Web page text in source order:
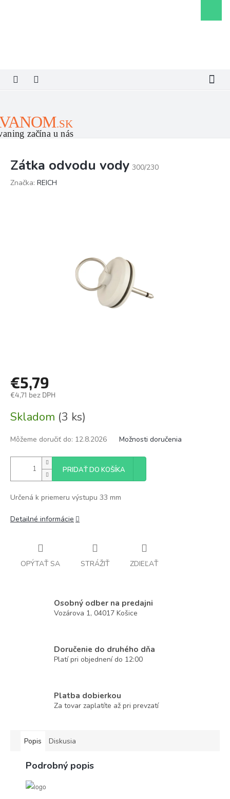
košík
Zátka odvodu vody 300/230
Značka: REICH
€5,79
€4,71 bez DPH
cena:
Skladom (3 ks)
Môžeme doručiť do: 12.8.2026 Možnosti doručenia
PRIDAŤ DO KOŠÍKA
Určená k priemeru výstupu 33 mm
Detailné informácie
OPÝTAŤ SA STRÁŽIŤ ZDIEĽAŤ
Osobný odber na predajni
Vozárova 1, 04017 Košice
Doručenie do druhého dňa
Platí pri objednení do 12:00
Platba dobierkou
Za tovar zaplatíte až pri prevzatí
Popis Diskusia
Podrobný popis